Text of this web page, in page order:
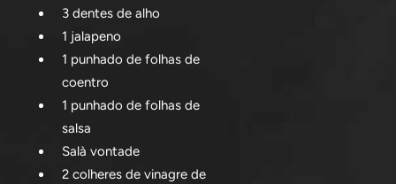
3 dentes de alho
1 jalapeno
1 punhado de folhas de
coentro
1 punhado de folhas de
salsa
Salà vontade
2 colheres de vinagre de